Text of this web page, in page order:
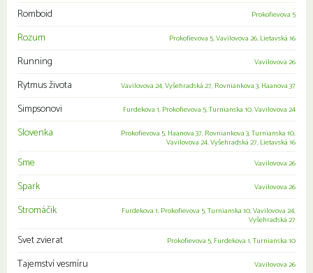
Romboid Prokofievova 5
Rozum Prokofievova 5,Vavilovova 26,Lietavská 16
Running Vavilovova 26
Rytmus života Vavilovova 24,Vyšehradská 27,Rovniankova 3,Haanova 37
Simpsonovi Furdekova 1,Prokofievova 5,Turnianska 10,Vavilovova 24
Slovenka Prokofievova 5,Haanova 37,Rovniankova 3,Turnianska 10,
Vavilovova 24,Vyšehradská 27,Lietavská 16
Sme Vavilovova 26
Spark Vavilovova 26
Stromáčik Furdekova 1,Prokofievova 5,Turnianska 10,Vavilovova 24,
Vyšehradská 27
Svet zvierat Prokofievova 5,Furdekova 1,Turnianska 10
Tajemství vesmíru Vavilovova 26